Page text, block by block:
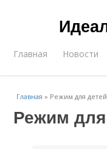
Главная Новости
Главная » Режим для детей
Режим